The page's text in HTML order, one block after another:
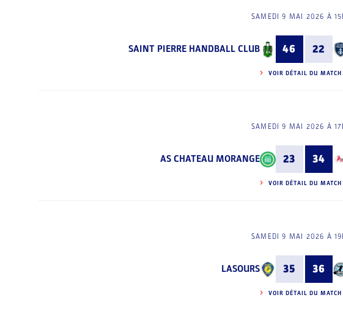
SAMEDI 9 MAI 2026 À
SAINT PIERRE HANDBALL CLUB 46 22
VOIR DÉTAIL DU MATCH
SAMEDI 9 MAI 2026 À
AS CHATEAU MORANGE 23 34
VOIR DÉTAIL DU MATCH
SAMEDI 9 MAI 2026 À
LASOURS 35 36
VOIR DÉTAIL DU MATCH